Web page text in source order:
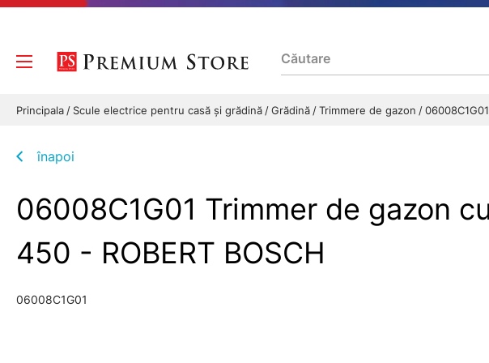
Principala Scule electrice pentru casă și grădină Grădină Trimmere de gazon
înapoi
06008C1G01 Trimmer de gazon
450 - ROBERT BOSCH
06008C1G01